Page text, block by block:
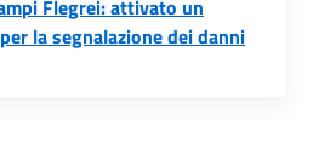
Flegrei: attivato un
la segnalazione dei danni